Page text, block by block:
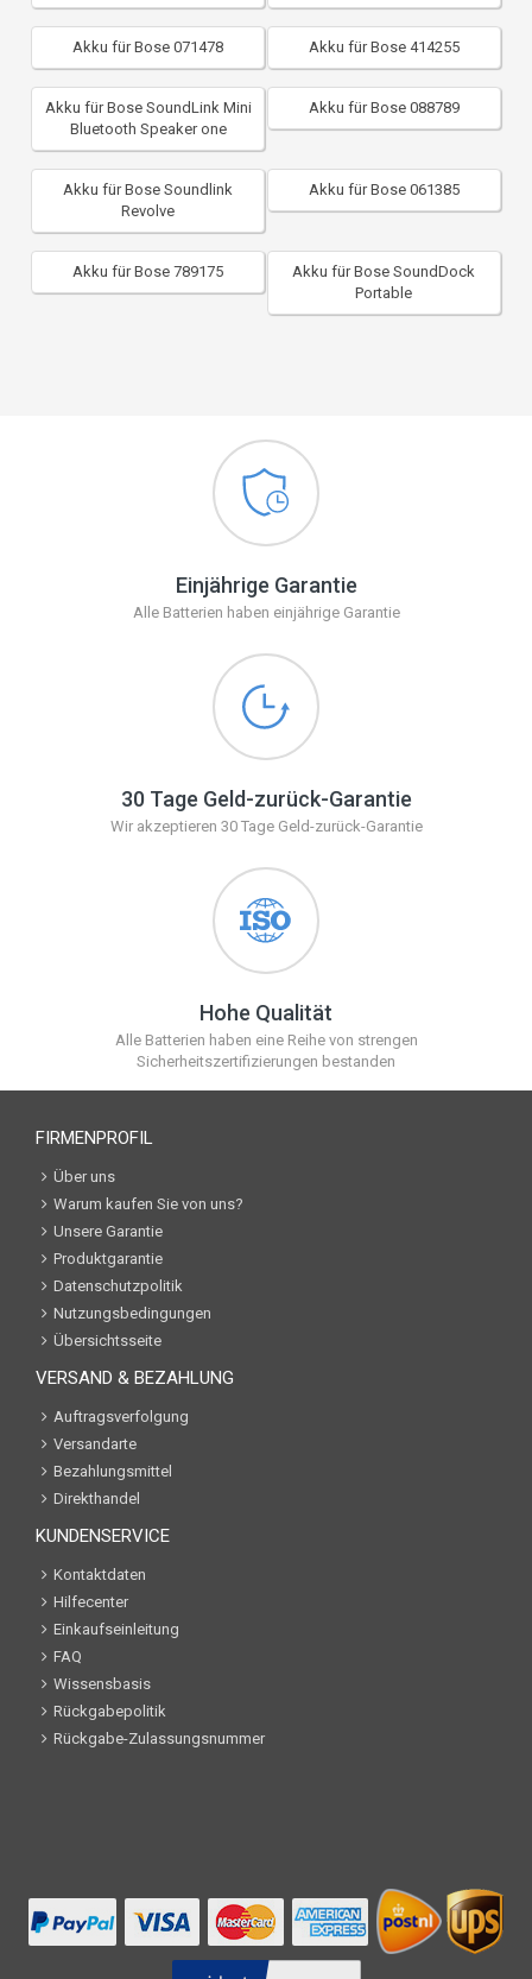
Akku für Bose 071478 Akku für Bose 414255
Akku für Bose SoundLink Mini
Bluetooth Speaker one
Akku für Bose 088789
Akku für Bose Soundlink
Revolve
Akku für Bose 061385
Akku für Bose 789175
Akku für Bose SoundDock
Portable
Einjährige Garantie
Alle Batterien haben einjährige Garantie
30 Tage Geld-zurück-Garantie
Wir akzeptieren 30 Tage Geld-zurück-Garantie
Hohe Qualität
Alle Batterien haben eine Reihe von strengen
Sicherheitszertifizierungen bestanden
FIRMENPROFIL
Über uns
Warum kaufen Sie von uns?
Unsere Garantie
Produktgarantie
Datenschutzpolitik
Nutzungsbedingungen
Übersichtsseite
VERSAND & BEZAHLUNG
Auftragsverfolgung
Versandarte
Bezahlungsmittel
Direkthandel
KUNDENSERVICE
Kontaktdaten
Hilfecenter
Einkaufseinleitung
FAQ
Wissensbasis
Rückgabepolitik
Rückgabe-Zulassungsnummer